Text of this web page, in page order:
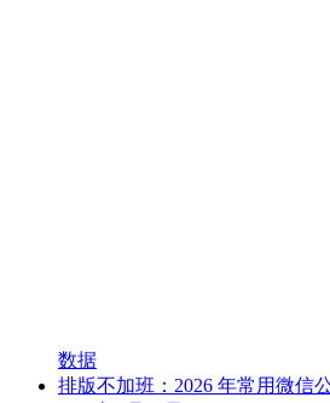
数据
排版不加班：2026 年常用微信